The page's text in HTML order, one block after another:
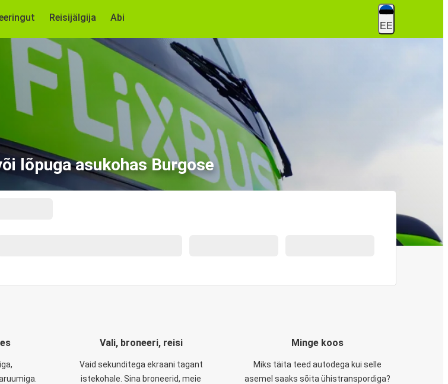
Reisijälgija Abi
EE
lõpuga asukohas Burgose
Vali, broneeri, reisi
Vaid sekunditega ekraani tagant
istekohale. Sina broneerid, meie
Minge koos
Miks täita teed autodega kui selle
asemel saaks sõita ühistranspordiga?